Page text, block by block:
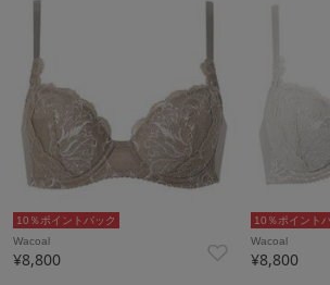
10％ポイントバック
Wacoal
¥8,800
10％ポイント
Wacoal
¥8,800